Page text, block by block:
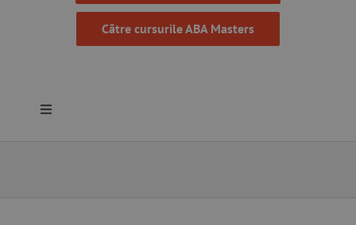
Către cursurile ABA Masters
Toggle